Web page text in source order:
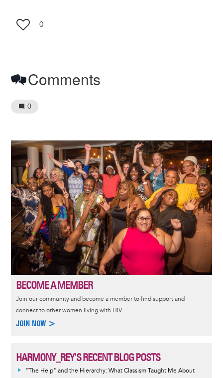
0
Comments
0
Image
BECOME A MEMBER
Join our community and become a member to find support and
connect to other women living with HIV.
JOIN NOW >
HARMONY_REY'S RECENT BLOG POSTS
"The Help" and the Hierarchy: What Classism Taught Me About